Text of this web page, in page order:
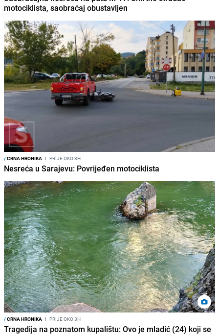
motociklista, saobraćaj obustavljen
/CRNA HRONIKA I PRIJE OKO 3H
Nesreća u Sarajevu: Povrijeđen motociklista
/CRNA HRONIKA I PRIJE OKO 3H
Tragedija na poznatom kupalištu: Ovo je mladić (24) koji se